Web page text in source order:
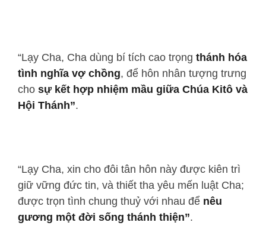
“Lạy Cha, Cha dùng bí tích cao trọng thánh hóa
tình nghĩa vợ chồng, để hôn nhân tượng trưng
cho sự kết hợp nhiệm mầu giữa Chúa Kitô và
Hội Thánh”.
“Lạy Cha, xin cho đôi tân hôn này được kiên trì
giữ vững đức tin, và thiết tha yêu mến luật Cha;
được trọn tình chung thuỷ với nhau để nêu
gương một đời sống thánh thiện”.